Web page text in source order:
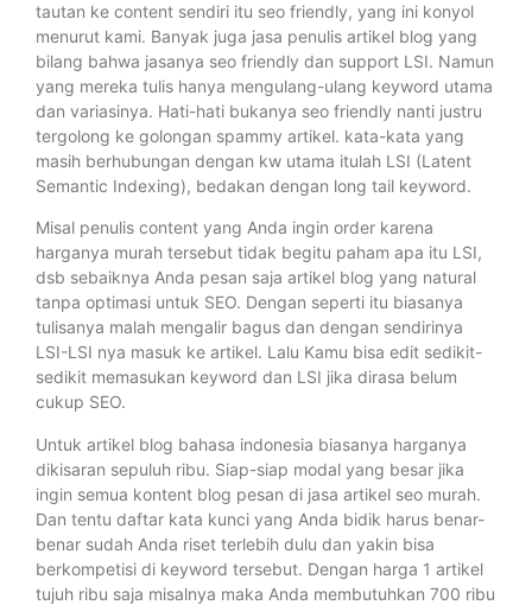
tautan ke content sendiri itu seo friendly, yang ini konyol
menurut kami. Banyak juga jasa penulis artikel blog yang
bilang bahwa jasanya seo friendly dan support LSI. Namun
yang mereka tulis hanya mengulang-ulang keyword utama
dan variasinya. Hati-hati bukanya seo friendly nanti justru
tergolong ke golongan spammy artikel. kata-kata yang
masih berhubungan dengan kw utama itulah LSI (Latent
Semantic Indexing), bedakan dengan long tail keyword.
Misal penulis content yang Anda ingin order karena
harganya murah tersebut tidak begitu paham apa itu LSI,
dsb sebaiknya Anda pesan saja artikel blog yang natural
tanpa optimasi untuk SEO. Dengan seperti itu biasanya
tulisanya malah mengalir bagus dan dengan sendirinya
LSI-LSI nya masuk ke artikel. Lalu Kamu bisa edit sedikit-
sedikit memasukan keyword dan LSI jika dirasa belum
cukup SEO.
Untuk artikel blog bahasa indonesia biasanya harganya
dikisaran sepuluh ribu. Siap-siap modal yang besar jika
ingin semua kontent blog pesan di jasa artikel seo murah.
Dan tentu daftar kata kunci yang Anda bidik harus benar-
benar sudah Anda riset terlebih dulu dan yakin bisa
berkompetisi di keyword tersebut. Dengan harga 1 artikel
tujuh ribu saja misalnya maka Anda membutuhkan 700 ribu